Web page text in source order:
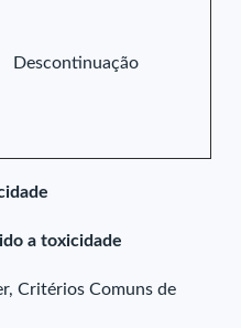
Descontinuação
a toxicidade
Critérios Comuns de